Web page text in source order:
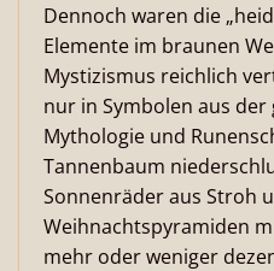
Dennoch waren die
Elemente im braunen
Mystizismus reichlich
nur in Symbolen aus der
Mythologie und
Tannenbaum
Sonnenräder aus Stroh
Weihnachtspyramiden
mehr oder weniger